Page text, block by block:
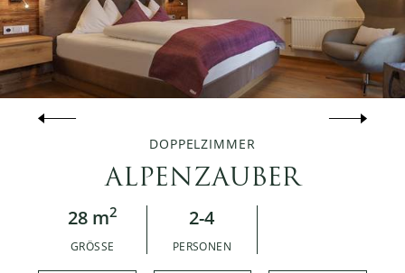
DOPPELZIMMER
ALPENZAUBER
28 m2
GRÖSSE
2-4
PERSONEN